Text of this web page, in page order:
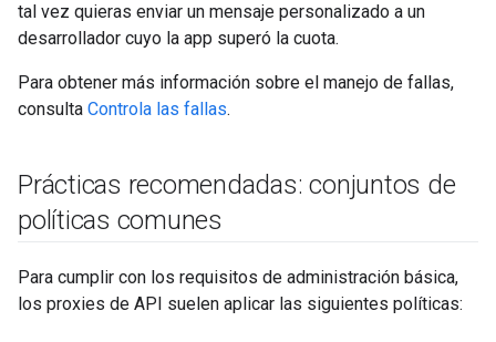
tal vez quieras enviar un mensaje personalizado a un
desarrollador cuyo la app superó la cuota.
Para obtener más información sobre el manejo de fallas,
consulta Controla las fallas.
Prácticas recomendadas: conjuntos de
políticas comunes
Para cumplir con los requisitos de administración básica,
los proxies de API suelen aplicar las siguientes políticas: